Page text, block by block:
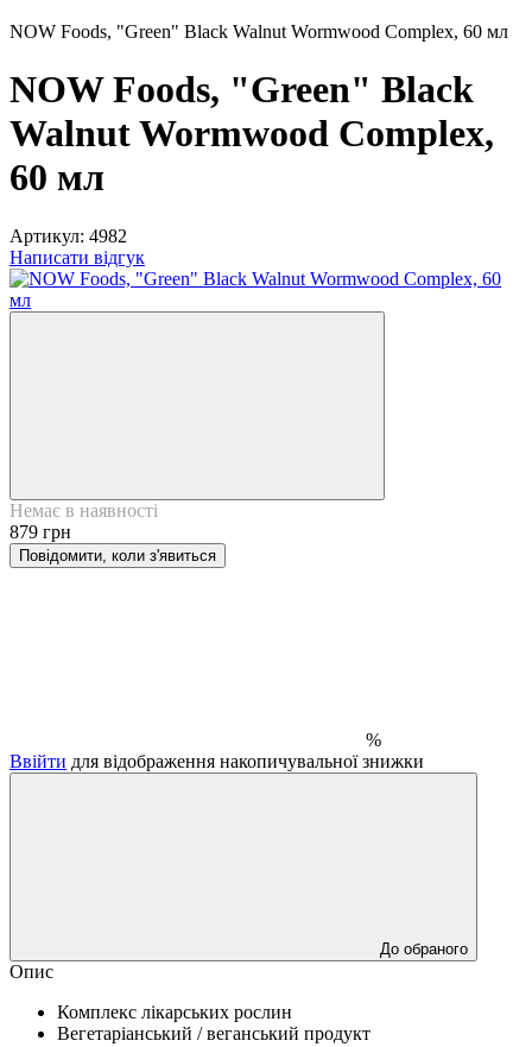
NOW Foods, "Green" Black Walnut Wormwood Complex, 60 мл
NOW Foods, "Green" Black
Walnut Wormwood Complex,
60 мл
Артикул: 4982
Написати відгук
Немає в наявності
879 грн
Повідомити, коли з'явиться
%
Ввійти для відображення накопичувальної знижки
До обраного
Опис
Комплекс лікарських рослин
Вегетаріанський / веганський продукт